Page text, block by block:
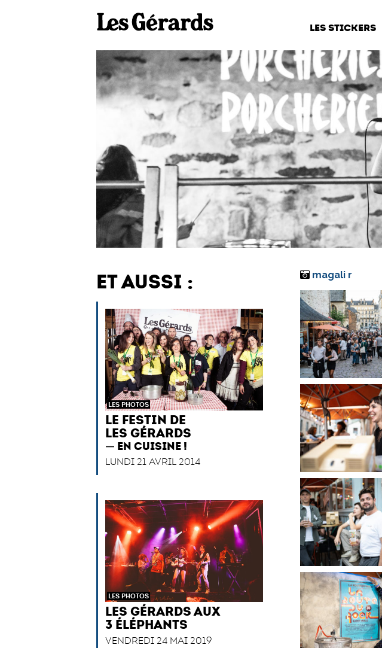
LES STICKERS
magali r
ET AUSSI :
LES PHOTOS
LE FESTIN DE
LES GÉRARDS
EN CUISINE !
LUNDI 21 AVRIL 2014
LES PHOTOS
LES GÉRARDS AUX
3 ÉLÉPHANTS
VENDREDI 24 MAI 2019